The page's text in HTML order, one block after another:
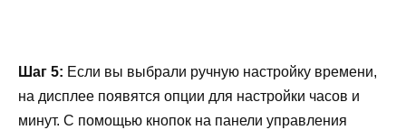
Шаг 5: Если вы выбрали ручную настройку времени,
на дисплее появятся опции для настройки часов и
минут. С помощью кнопок на панели управления